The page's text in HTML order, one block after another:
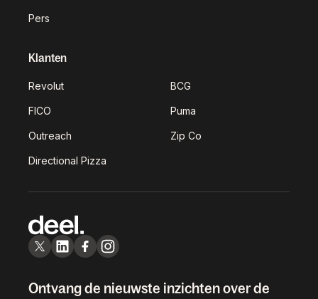
Pers
Klanten
Revolut BCG
FICO Puma
Outreach Zip Co
Directional Pizza
Ontvang de nieuwste inzichten over de